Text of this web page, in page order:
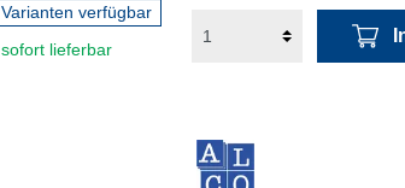
Varianten verfügbar
sofort lieferbar